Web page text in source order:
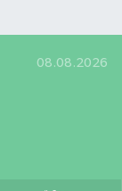
08.08.2026